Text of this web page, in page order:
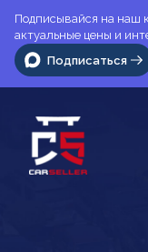
Подписывайся на наш
актуальные цены и
Подписаться